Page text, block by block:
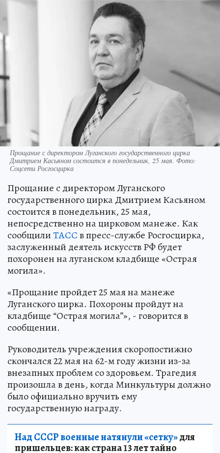
Прощание с директором Луганского государственного цирка
Дмитрием Касьяном состоится в понедельник, 25 мая. Фото:
Соцсети Росгосцирка
Прощание с директором Луганского
государственного цирка Дмитрием Касьяном
состоится в понедельник, 25 мая,
непосредственно на цирковом манеже. Как
сообщилиТАССв пресс-службе Росгосцирка,
заслуженный деятель искусств РФ будет
похоронен на луганском кладбище «Острая
могила».
«Прощание пройдет 25 мая на манеже
Луганского цирка. Похороны пройдут на
кладбище “Острая могила”», - говорится в
сообщении.
Руководитель учреждения скоропостижно
скончался 22 мая на 62-м году жизни из-за
внезапных проблем со здоровьем. Трагедия
произошла в день, когда Минкультуры должно
было официально вручить ему
государственную награду.
Над СССР военные натянули «сетку»для
пришельцев: как страна 13 лет тайно